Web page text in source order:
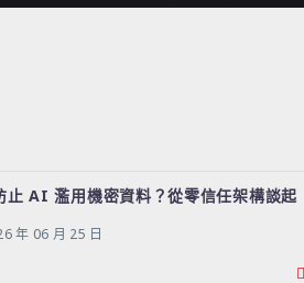
止 AI 濫用機密資料？從零信任架構談起
年 06 月 25 日